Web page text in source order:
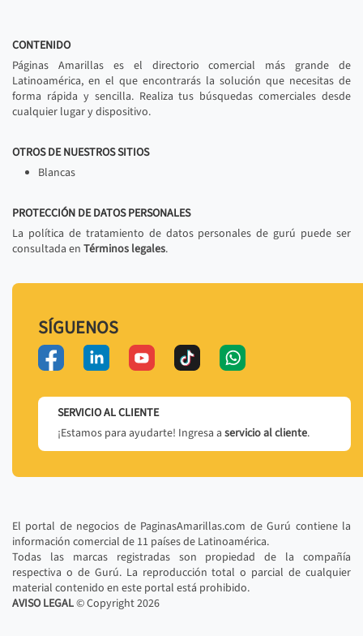
CONTENIDO
Páginas Amarillas es el directorio comercial más grande de
Latinoamérica, en el que encontrarás la solución que necesitas de
forma rápida y sencilla. Realiza tus búsquedas comerciales desde
cualquier lugar y dispositivo.
OTROS DE NUESTROS SITIOS
Blancas
PROTECCIÓN DE DATOS PERSONALES
La política de tratamiento de datos personales de gurú puede ser
consultada en Términos legales.
SÍGUENOS
SERVICIO AL CLIENTE
¡Estamos para ayudarte! Ingresa a servicio al cliente.
El portal de negocios de PaginasAmarillas.com de Gurú contiene la
información comercial de 11 países de Latinoamérica.
Todas las marcas registradas son propiedad de la compañía
respectiva o de Gurú. La reproducción total o parcial de cualquier
material contenido en este portal está prohibido.
AVISO LEGAL© Copyright2026